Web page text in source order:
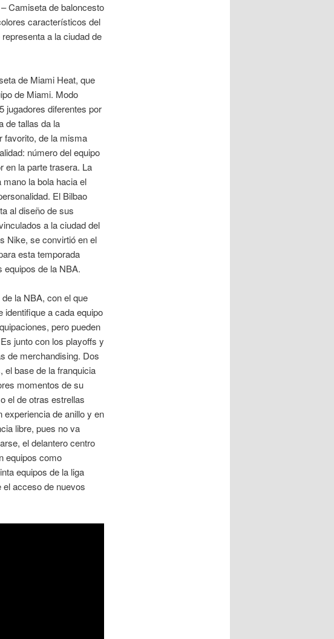
Camiseta de baloncesto
característicos del
a la ciudad de
de Miami Heat, que
de Miami. Modo
jugadores diferentes por
de tallas da la
favorito, de la misma
número del equipo
en la parte trasera. La
la bola hacia el
El Bilbao
al diseño de sus
a la ciudad del
Nike, se convirtió en el
esta temporada
equipos de la NBA.
la NBA, con el que
a cada equipo
pero pueden
junto con los playoffs y
de merchandising. Dos
base de la franquicia
momentos de su
el de otras estrellas
experiencia de anillo y en
libre, pues no va
el delantero centro
equipos como
equipos de la liga
el acceso de nuevos